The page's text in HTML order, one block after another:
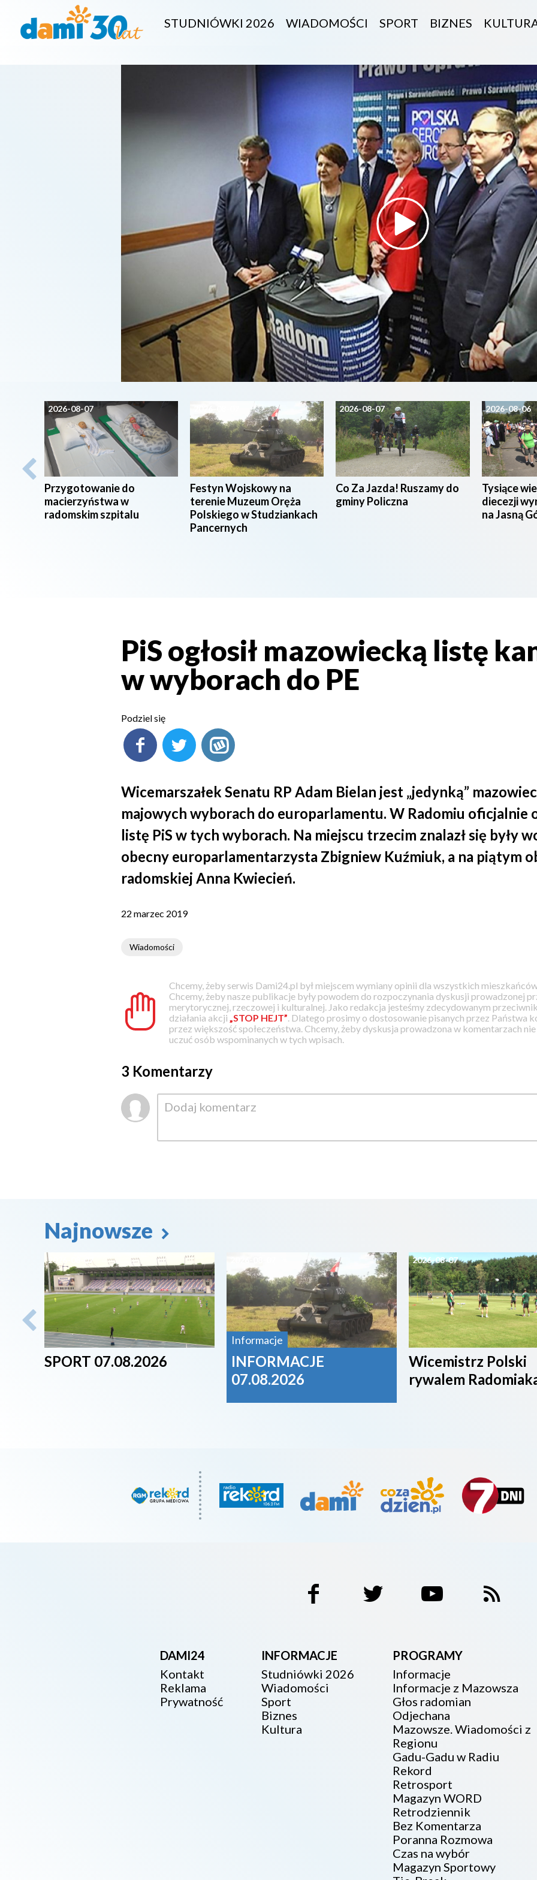
STUDNIÓWKI 2026 WIADOMOŚCI SPORT BIZNES
2026-08-07
Przygotowanie do
macierzyństwa w
radomskim szpitalu
Festyn Wojskowy na
terenie Muzeum Oręża
Polskiego w Studziankach
Pancernych
2026-08-07
Co Za Jazda! Ruszamy do
gminy Policzna
2026-08-06
Tysiące
diecezji
na Jasną
PiS ogłosił mazowiecką listę
w wyborach do PE
Podziel się
Wicemarszałek Senatu RP Adam Bielan jest „jedynką”
majowych wyborach do europarlamentu. W Radomiu oficjalnie
listę PiS w tych wyborach. Na miejscu trzecim znalazł się były
obecny europarlamentarzysta Zbigniew Kuźmiuk, a na piątym
radomskiej Anna Kwiecień.
22 marzec 2019
Wiadomości
Chcemy, żeby serwis Dami24.pl był miejscem wymiany opinii dla wszystkich
Chcemy, żeby nasze publikacje były powodem do rozpoczynania dyskusji prowadzonej
merytorycznej, rzeczowej i kulturalnej. Jako redakcja jesteśmy zdecydowanym
działania akcji „STOP HEJT” . Dlatego prosimy o dostosowanie pisanych przez Państwa
przez większość społeczeństwa. Chcemy, żeby dyskusja prowadzona w komentarzach
uczuć osób wspominanych w tych wpisach.
3 Komentarzy
Najnowsze
2026-08-07
SPORT 07.08.2026
Informacje
INFORMACJE
07.08.2026
2026-08-07
Wicemistrz Polski
rywalem
DAMI24
Kontakt
Reklama
Prywatność
INFORMACJE
Studniówki 2026
Wiadomości
Sport
Biznes
Kultura
PROGRAMY
Informacje
Informacje z Mazowsza
Głos radomian
Odjechana
Mazowsze. Wiadomości z
Regionu
Gadu-Gadu w Radiu
Rekord
Retrosport
Magazyn WORD
Retrodziennik
Bez Komentarza
Poranna Rozmowa
Czas na wybór
Magazyn Sportowy